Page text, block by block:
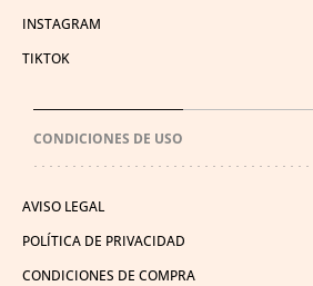
INSTAGRAM
TIKTOK
CONDICIONES DE USO
AVISO LEGAL
POLÍTICA DE PRIVACIDAD
CONDICIONES DE COMPRA